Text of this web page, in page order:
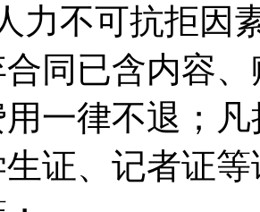
力不可抗拒因
同已含内容
一律不退；
证、记者证